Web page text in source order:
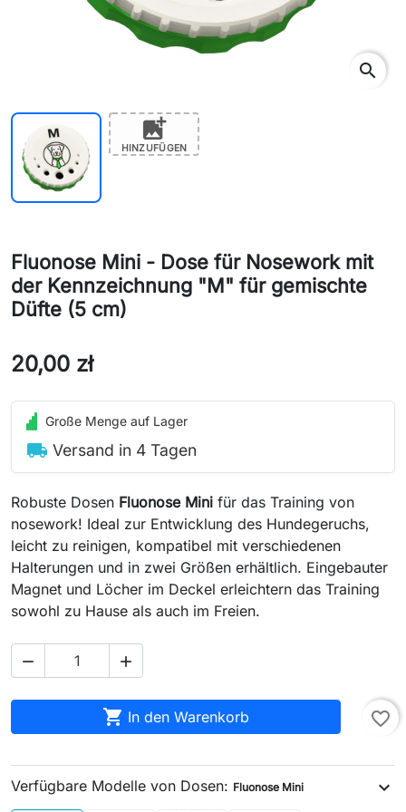
search
add_photo_alternate
HINZUFÜGEN
Fluonose Mini - Dose für Nosework mit
der Kennzeichnung "M" für gemischte
Düfte (5 cm)
20,00 zł
Große Menge auf Lager
local_shipping Versand in 4 Tagen
Robuste Dosen Fluonose Mini für das Training von
nosework! Ideal zur Entwicklung des Hundegeruchs,
leicht zu reinigen, kompatibel mit verschiedenen
Halterungen und in zwei Größen erhältlich. Eingebauter
Magnet und Löcher im Deckel erleichtern das Training
sowohl zu Hause als auch im Freien.
 
 In den Warenkorb favorite_border
Verfügbare Modelle von Dosen: Fluonose Mini expand_more